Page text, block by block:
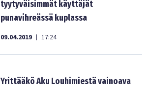
tyytyväisimmät käyttäjät
punavihreässä kuplassa
09.04.2019 | 17:24
Yrittääkö Aku Louhimiestä vainoava